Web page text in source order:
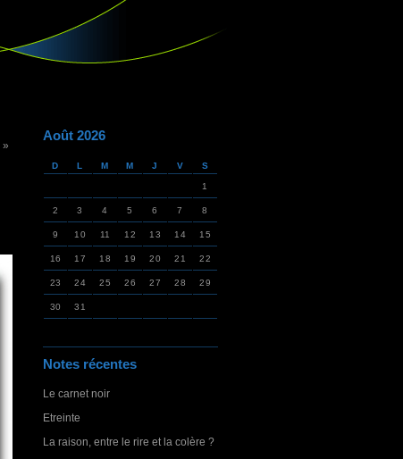
Août 2026
D L M M J V S
1
2 3 4 5 6 7 8
9 10 11 12 13 14 15
16 17 18 19 20 21 22
23 24 25 26 27 28 29
30 31
Notes récentes
Le carnet noir
Etreinte
La raison, entre le rire et la colère ?
»